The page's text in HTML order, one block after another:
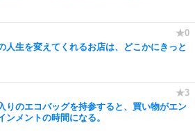
人生を変えてくれるお店は、どこかにきっと
りのエコバッグを持参すると、買い物がエン
ンメントの時間になる。